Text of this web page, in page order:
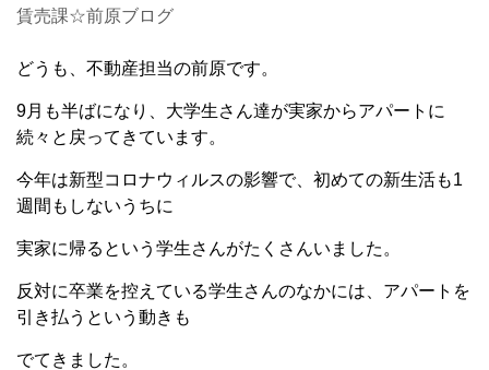
賃売課☆前原ブログ
どうも、不動産担当の前原です。
9月も半ばになり、大学生さん達が実家からアパートに
続々と戻ってきています。
今年は新型コロナウィルスの影響で、初めての新生活も1
週間もしないうちに
実家に帰るという学生さんがたくさんいました。
反対に卒業を控えている学生さんのなかには、アパートを
引き払うという動きも
でてきました。